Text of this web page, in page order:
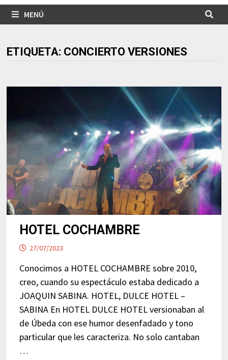
MENÚ
ETIQUETA: CONCIERTO VERSIONES
HOTEL COCHAMBRE
27/07/2023
Conocimos a HOTEL COCHAMBRE sobre 2010,
creo, cuando su espectáculo estaba dedicado a
JOAQUIN SABINA. HOTEL, DULCE HOTEL –
SABINA En HOTEL DULCE HOTEL versionaban al
de Úbeda con ese humor desenfadado y tono
particular que les caracteriza. No solo cantaban
…